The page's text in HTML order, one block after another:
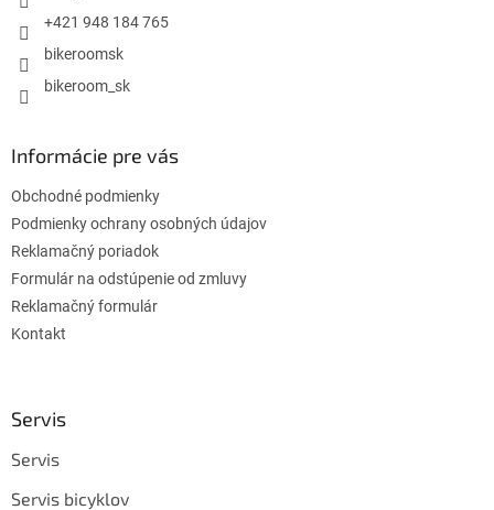
+421 948 184 765
bikeroomsk
bikeroom_sk
Informácie pre vás
Obchodné podmienky
Podmienky ochrany osobných údajov
Reklamačný poriadok
Formulár na odstúpenie od zmluvy
Reklamačný formulár
Kontakt
Servis
Servis
Servis bicyklov